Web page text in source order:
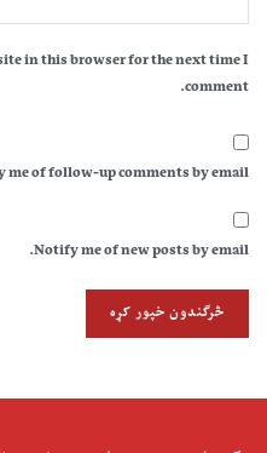
in this browser for the next time I
comment.
of follow-up comments by email.
Notify me of new posts by email.